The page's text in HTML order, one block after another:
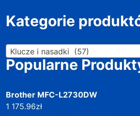
Kategorie
Klucze i nasadki (57)
Popularne
Brother MFC-L2730DW
1 175.96zł